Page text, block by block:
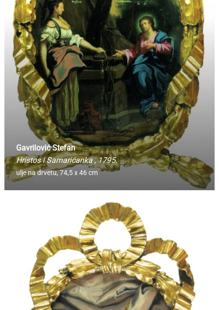
Gavrilović Stefan
Hristos i Samarićanka, 1795.
ulje na drvetu,74,5 x 46 cm